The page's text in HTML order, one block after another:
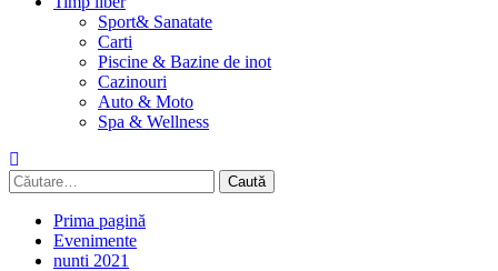
Sport& Sanatate
Carti
Piscine & Bazine de inot
Cazinouri
Auto & Moto
Spa & Wellness
Caută
după:
Prima pagină
Evenimente
nunti 2021